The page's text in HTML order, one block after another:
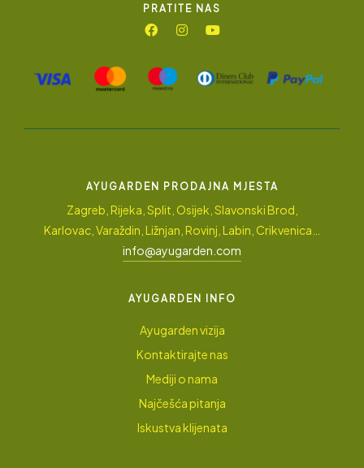
PRATITE NAS
AYUGARDEN PRODAJNA MJESTA
Zagreb, Rijeka, Split, Osijek, Slavonski Brod,
Karlovac, Varaždin, Ližnjan, Rovinj, Labin, Crikvenica…
info@ayugarden.com
AYUGARDEN INFO
Ayugarden vizija
Kontaktirajte nas
Mediji o nama
Najčešća pitanja
Iskustva klijenata